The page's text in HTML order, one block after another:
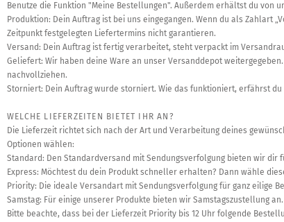
Benutze die Funktion "Meine Bestellungen". Außerdem erhältst du
Produktion: Dein Auftrag ist bei uns eingegangen. Wenn du als Zahlart
Zeitpunkt festgelegten Liefertermins nicht garantieren.
Versand: Dein Auftrag ist fertig verarbeitet, steht verpackt im
Geliefert: Wir haben deine Ware an unser Versanddepot
nachvollziehen.
Storniert: Dein Auftrag wurde storniert. Wie das funktioniert, erfährst du
WELCHE LIEFERZEITEN BIETET IHR AN?
Die Lieferzeit richtet sich nach der Art und Verarbeitung deines
Optionen wählen:
Standard: Den Standardversand mit Sendungsverfolgung bieten wir dir
Express: Möchtest du dein Produkt schneller erhalten? Dann wähle
Priority: Die ideale Versandart mit Sendungsverfolgung für ganz eilige
Samstag: Für einige unserer Produkte bieten wir Samstagszustellung
Bitte beachte, dass bei der Lieferzeit Priority bis 12 Uhr folgende